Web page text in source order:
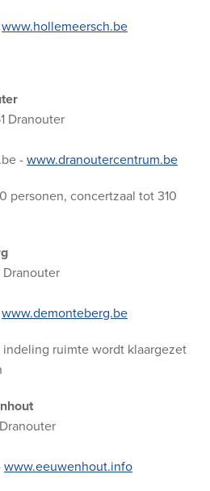
www.hollemeersch.be
Dranouter
- www.dranoutercentrum.be
personen, concertzaal tot 310
Dranouter
www.demonteberg.be
ruimte wordt klaargezet
www.eeuwenhout.info